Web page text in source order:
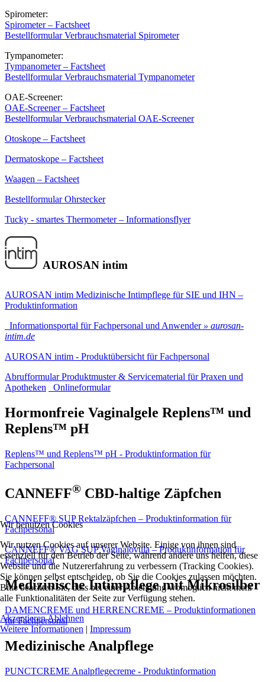
Spirometer:
Spirometer – Factsheet
Bestellformular Verbrauchsmaterial Spirometer
Tympanometer:
Tympanometer – Factsheet
Bestellformular Verbrauchsmaterial Tympanometer
OAE-Screener:
OAE-Screener – Factsheet
Bestellformular Verbrauchsmaterial OAE-Screener
Otoskope – Factsheet
Dermatoskope – Factsheet
Waagen – Factsheet
Bestellformular Ohrstecker
Tucky - smartes Thermometer – Informationsflyer
AUROSAN intim
AUROSAN intim Medizinische Intimpflege für SIE und IHN –
Produktinformation
Informationsportal für Fachpersonal und Anwender » aurosan-
intim.de
AUROSAN intim - Produktübersicht für Fachpersonal
Abrufformular Produktmuster & Servicematerial für Praxen und
Apotheken
Onlineformular
Hormonfreie Vaginalgele Replens™ und
Replens™ pH
Replens™ und Replens™ pH - Produktinformation für
Fachpersonal
CANNEFF® CBD-haltige Zäpfchen
CANNEFF® SUP Rektalzäpfchen – Produktinformation für
Fachpersonal
CANNEFF® VAG SUP Vaginalovula – Produktinformation für
Fachpersonal
Medizinische Intimpflege mit Mikrosilber
DAMENCREME und HERRENCREME – Produktinformationen
für Fachpersonal
Medizinische Analpflege
PUNCTCREME Analpflegecreme - Produktinformation
Wir benutzen Cookies
Wir nutzen Cookies auf unserer Website. Einige von ihnen sind
essenziell für den Betrieb der Seite, während andere uns helfen, diese
Website und die Nutzererfahrung zu verbessern (Tracking Cookies).
Sie können selbst entscheiden, ob Sie die Cookies zulassen möchten.
Bitte beachten Sie, dass bei einer Ablehnung womöglich nicht mehr
alle Funktionalitäten der Seite zur Verfügung stehen.
AkzeptierenAblehnen
Weitere Informationen | Impressum